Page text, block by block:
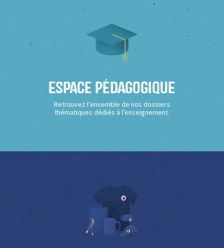
Espace Pédagogique
Retrouvez l’ensemble de nos dossiers
thématiques dédiés à l’enseignement.